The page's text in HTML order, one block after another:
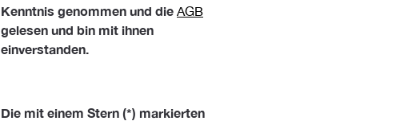
Kenntnis genommen und die AGB
gelesen und bin mit ihnen
einverstanden.
Die mit einem Stern (*) markierten